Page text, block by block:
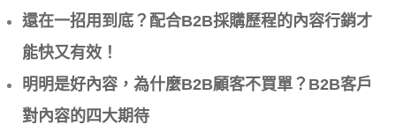
還在一招用到底？配合B2B採購歷程的內容行銷才
能快又有效！
明明是好內容，為什麼B2B顧客不買單？B2B客戶
對內容的四大期待